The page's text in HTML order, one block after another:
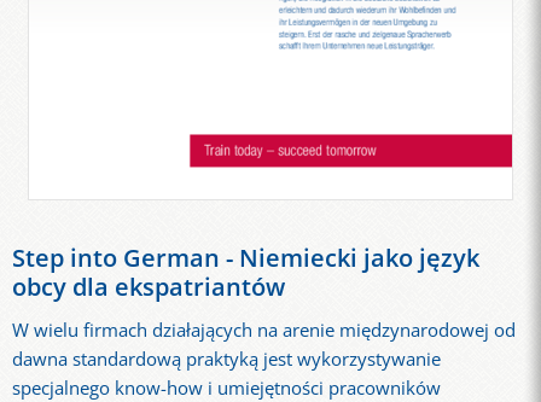
Step into German - Niemiecki jako język
obcy dla ekspatriantów
W wielu firmach działających na arenie międzynarodowej od
dawna standardową praktyką jest wykorzystywanie
specjalnego know-how i umiejętności pracowników